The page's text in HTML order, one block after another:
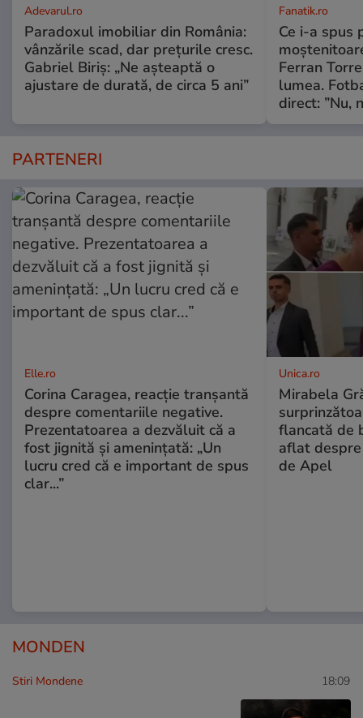
Adevarul.ro
Paradoxul imobiliar din România:
vânzările scad, dar prețurile cresc.
Gabriel Biriș: „Ne așteaptă o
ajustare de durată, de circa 5 ani”
Fanatik.ro
Ce i-a spus
Ferran
lumea.
direct: ”Nu,
PARTENERI
Elle.ro
Corina Caragea, reacție tranșantă
despre comentariile negative.
Prezentatoarea a dezvăluit că a
fost jignită și amenințată: „Un
lucru cred că e important de spus
clar...”
Unica.ro
Mirabela
flancată de
aflat
de Apel
MONDEN
Stiri Mondene 18:09